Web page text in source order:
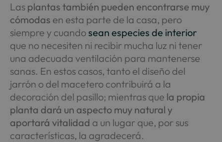
Las plantas también pueden encontrarse muy
cómodas en esta parte de la casa, pero
siempre y cuandosean especies de interior
que no necesiten ni recibir mucha luz ni tener
una adecuada ventilación para mantenerse
sanas. En estos casos, tanto el diseño del
jarrón o del macetero contribuirá a la
decoración del pasillo; mientras que la propia
planta dará un aspecto muy natural y
aportará vitalidad a un lugar que, por sus
características, la agradecerá.